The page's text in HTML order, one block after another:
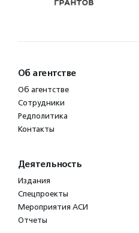
Об агентстве
Об агентстве
Сотрудники
Редполитика
Контакты
Деятельность
Издания
Спецпроекты
Мероприятия АСИ
Отчеты